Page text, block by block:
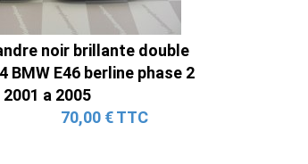
noir brillante double
BMW E46 berline phase 2
2001 a 2005
70,00 € TTC